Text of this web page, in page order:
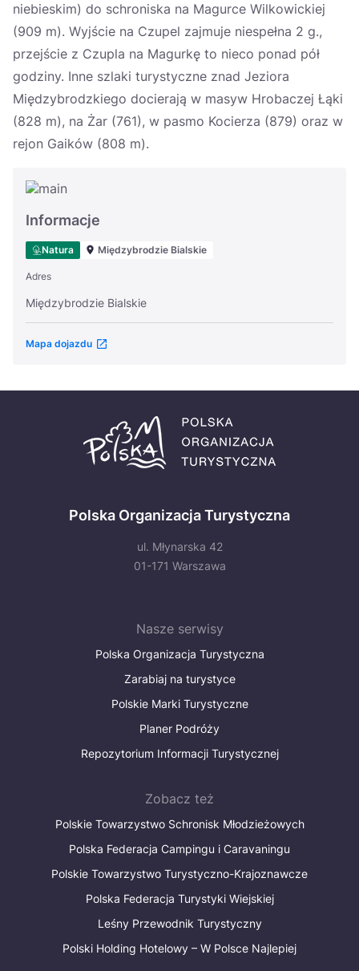
niebieskim) do schroniska na Magurce Wilkowickiej
(909 m). Wyjście na Czupel zajmuje niespełna 2 g.,
przejście z Czupla na Magurkę to nieco ponad pół
godziny. Inne szlaki turystyczne znad Jeziora
Międzybrodzkiego docierają w masyw Hrobaczej Łąki
(828 m), na Żar (761), w pasmo Kocierza (879) oraz w
rejon Gaików (808 m).
Informacje
Natura Międzybrodzie Bialskie
Adres
Międzybrodzie Bialskie
Mapa dojazdu
Polska Organizacja Turystyczna
ul. Młynarska 42
01-171 Warszawa
Nasze serwisy
Polska Organizacja Turystyczna
Zarabiaj na turystyce
Polskie Marki Turystyczne
Planer Podróży
Repozytorium Informacji Turystycznej
Zobacz też
Polskie Towarzystwo Schronisk Młodzieżowych
Polska Federacja Campingu i Caravaningu
Polskie Towarzystwo Turystyczno-Krajoznawcze
Polska Federacja Turystyki Wiejskiej
Leśny Przewodnik Turystyczny
Polski Holding Hotelowy – W Polsce Najlepiej